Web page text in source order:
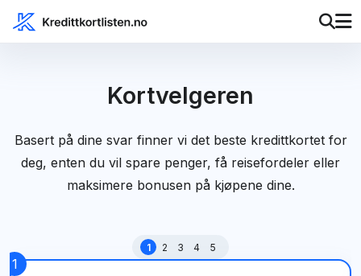
Kortvelgeren
Basert på dine svar finner vi det beste kredittkortet for
deg, enten du vil spare penger, få reisefordeler eller
maksimere bonusen på kjøpene dine.
1